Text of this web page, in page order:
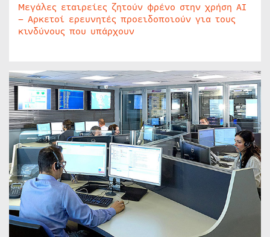
Μεγάλες εταιρείες ζητούν φρένο στην χρήση AI
– Αρκετοί ερευνητές προειδοποιούν για τους
κινδύνους που υπάρχουν